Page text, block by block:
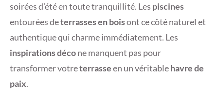
soirées d’été en toute tranquillité. Les piscines
entourées deterrasses en boisont ce côté naturel et
authentique qui charme immédiatement. Les
inspirations décone manquent pas pour
transformer votreterrasseen un véritablehavre de
paix.